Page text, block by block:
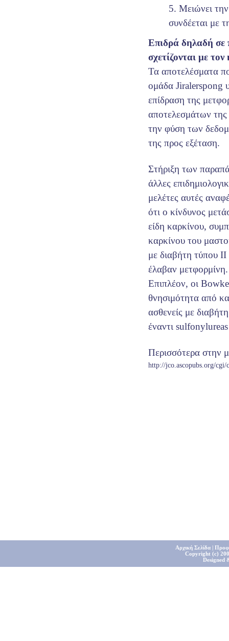
5. Μειώνει την
συνδέεται με
Επιδρά δηλαδή σε
σχετίζονται με
Τα αποτελέσματα
ομάδα Jiralerspong
επίδραση της
αποτελεσμάτων της
την φύση των
της προς εξέταση.
Στήριξη των
άλλες
μελέτες αυτές
ότι ο κίνδυνος
είδη καρκίνου,
καρκίνου του
με διαβήτη τύπου
έλαβαν μετφορμίνη.
Επιπλέον, οι
θνησιμότητα από
ασθενείς με
έναντι
Περισσότερα στην
http://jco.ascopubs.org/cgi/
Αρχική Σελίδα|
Copyright (c)
Designed